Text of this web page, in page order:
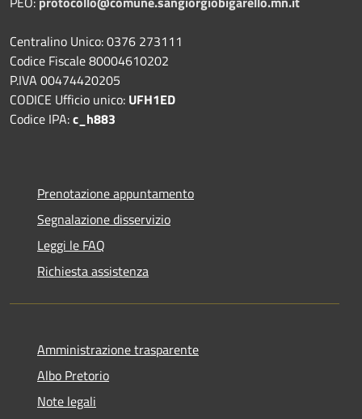
Centralino Unico: 0376 273111
Codice Fiscale 80004610202
P.IVA 00474420205
CODICE Ufficio unico: UFH1ED
Codice IPA:c_h883
Prenotazione appuntamento
Segnalazione disservizio
Leggi le FAQ
Richiesta assistenza
Amministrazione trasparente
Albo Pretorio
Note legali